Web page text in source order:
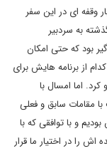
وقفه ای در این سفر
به سردبیر
بود که حتی امکان
از برنامه هایش برای
اما امسال با
مقامات سابق و فعلی
و با توافقی که با
را در اختیار ما قرار